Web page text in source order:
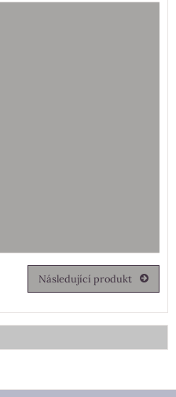
Následující produkt